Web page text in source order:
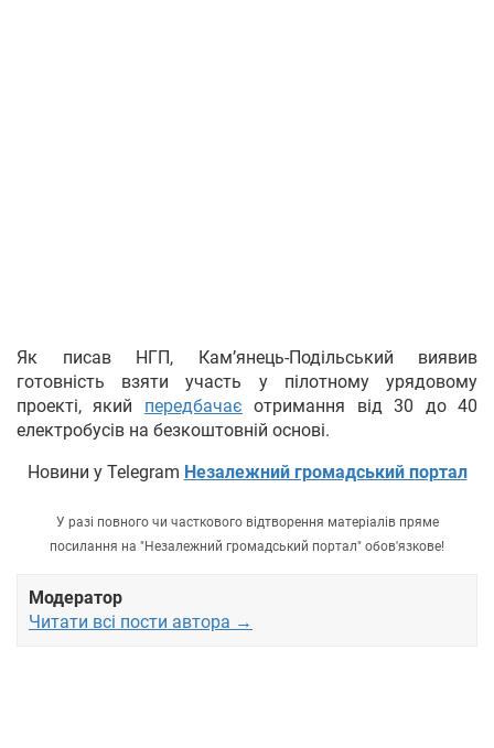
Як писав НГП, Кам’янець-Подільський виявив
готовність взяти участь у пілотному урядовому
проекті, який передбачає отримання від 30 до 40
електробусів на безкоштовній основі.
Новини у Telegram Незалежний громадський портал
У разі повного чи часткового відтворення матеріалів пряме
посилання на "Незалежний громадський портал" обов'язкове!
Модератор
Читати всі пости автора →